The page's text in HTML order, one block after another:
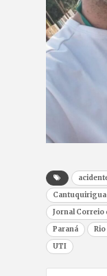
Jornal Correio
Paraná
UTI